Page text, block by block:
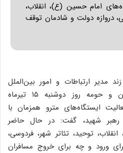
امام حسین (ع)، انقلاب،
دروازه دولت و شادمان توقف
مدیر ارتباطات و امور بین‌الملل
شرکت بهره‌برداری مترو تهران و حومه روز دوشنبه ۱۵ تیرماه
ایستگاه‌های مترو همزمان با
رهبر شهید، گفت: در حال حاضر
توحید، تئاتر شهر، فردوسی،
ورود و چه برای خروج مسافران